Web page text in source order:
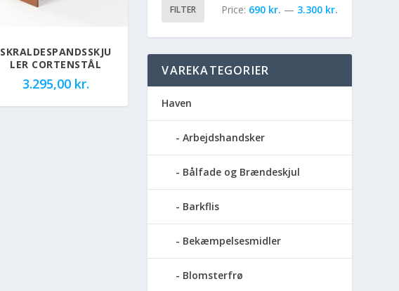
SKRALDESPANDSSKJU
LER CORTENSTÅL
3.295,00 kr.
FILTER Price: 690 kr. — 3.300 kr.
VAREKATEGORIER
Haven
Arbejdshandsker
Bålfade og Brændeskjul
Barkflis
Bekæmpelsesmidler
Blomsterfrø